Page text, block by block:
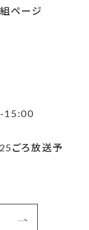
ページ
15:00
ごろ放送予